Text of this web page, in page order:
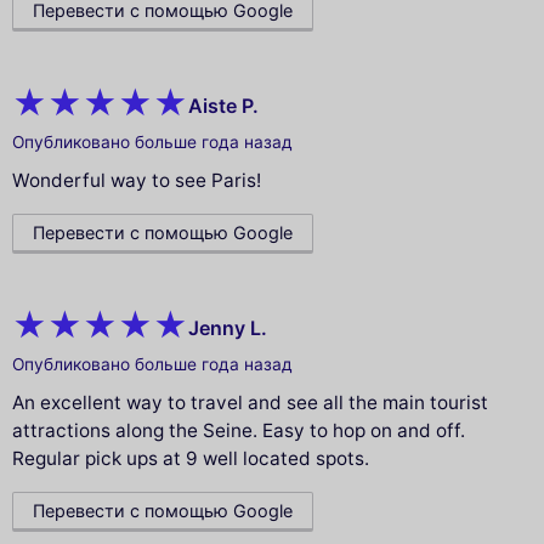
Перевести с помощью Google
Aiste P.
Опубликовано больше года назад
Wonderful way to see Paris!
Перевести с помощью Google
Jenny L.
Опубликовано больше года назад
An excellent way to travel and see all the main tourist
attractions along the Seine. Easy to hop on and off.
Regular pick ups at 9 well located spots.
Перевести с помощью Google